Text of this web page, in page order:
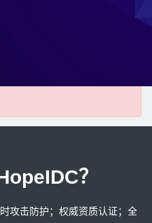
？
攻击防护；权威资质认证；全